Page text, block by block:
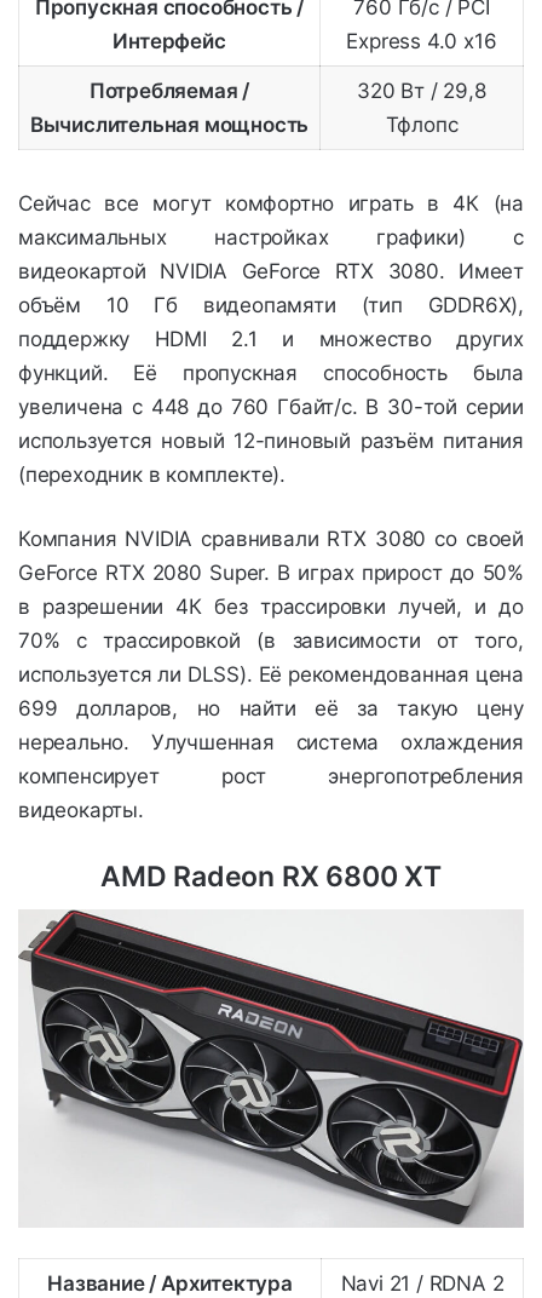
Пропускная способность /
Интерфейс
760 Гб/с / PCI
Express 4.0 x16
Потребляемая /
Вычислительная мощность
320 Вт / 29,8
Тфлопс
Сейчас все могут комфортно играть в 4К (на
максимальных настройках графики) с
видеокартой NVIDIA GeForce RTX 3080. Имеет
объём 10 Гб видеопамяти (тип GDDR6X),
поддержку HDMI 2.1 и множество других
функций. Её пропускная способность была
увеличена с 448 до 760 Гбайт/с. В 30-той серии
используется новый 12-пиновый разъём питания
(переходник в комплекте).
Компания NVIDIA сравнивали RTX 3080 со своей
GeForce RTX 2080 Super. В играх прирост до 50%
в разрешении 4К без трассировки лучей, и до
70% с трассировкой (в зависимости от того,
используется ли DLSS). Её рекомендованная цена
699 долларов, но найти её за такую цену
нереально. Улучшенная система охлаждения
компенсирует рост энергопотребления
видеокарты.
AMD Radeon RX 6800 XT
Название / Архитектура Navi 21 / RDNA 2